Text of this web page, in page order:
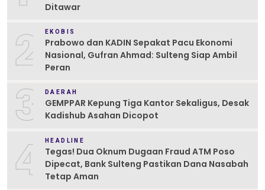
Ditawar
2 EKOBIS
Prabowo dan KADIN Sepakat Pacu Ekonomi
Nasional, Gufran Ahmad: Sulteng Siap Ambil
Peran
3 DAERAH
GEMPPAR Kepung Tiga Kantor Sekaligus, Desak
Kadishub Asahan Dicopot
4 HEADLINE
Tegas! Dua Oknum Dugaan Fraud ATM Poso
Dipecat, Bank Sulteng Pastikan Dana Nasabah
Tetap Aman